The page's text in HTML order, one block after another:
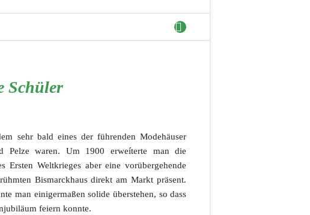
Schüler
sehr bald eines der führenden Modehäuser
Pelze waren. Um 1900 erweíterte man die
Weltkrieges aber eine vorübergehende
Bismarckhaus direkt am Markt präsent.
man einigermaßen solide überstehen, so dass
feiern konnte.